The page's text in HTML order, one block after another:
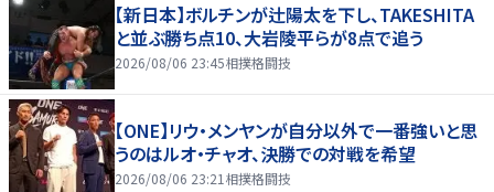
【新日本】ボルチンが辻陽太を下し、TAKESHITA
と並ぶ勝ち点10、大岩陵平らが8点で追う
2026/08/06 23:45相撲格闘技
【ONE】リウ・メンヤンが自分以外で一番強いと思
うのはルオ・チャオ、決勝での対戦を希望
2026/08/06 23:21 相撲格闘技